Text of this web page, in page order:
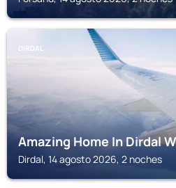
DIRDAL
Amazing Home In Dirdal
Dirdal, 14 agosto 2026, 2 noches